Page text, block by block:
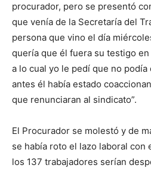
procurador, pero se presentó
que venía de la Secretaría del
persona que vino el día
quería que él fuera su testigo
a lo cual yo le pedí que no
antes él había estado
que renunciaran al sindicato”.
El Procurador se molestó y de
se había roto el lazo laboral con
los 137 trabajadores serían